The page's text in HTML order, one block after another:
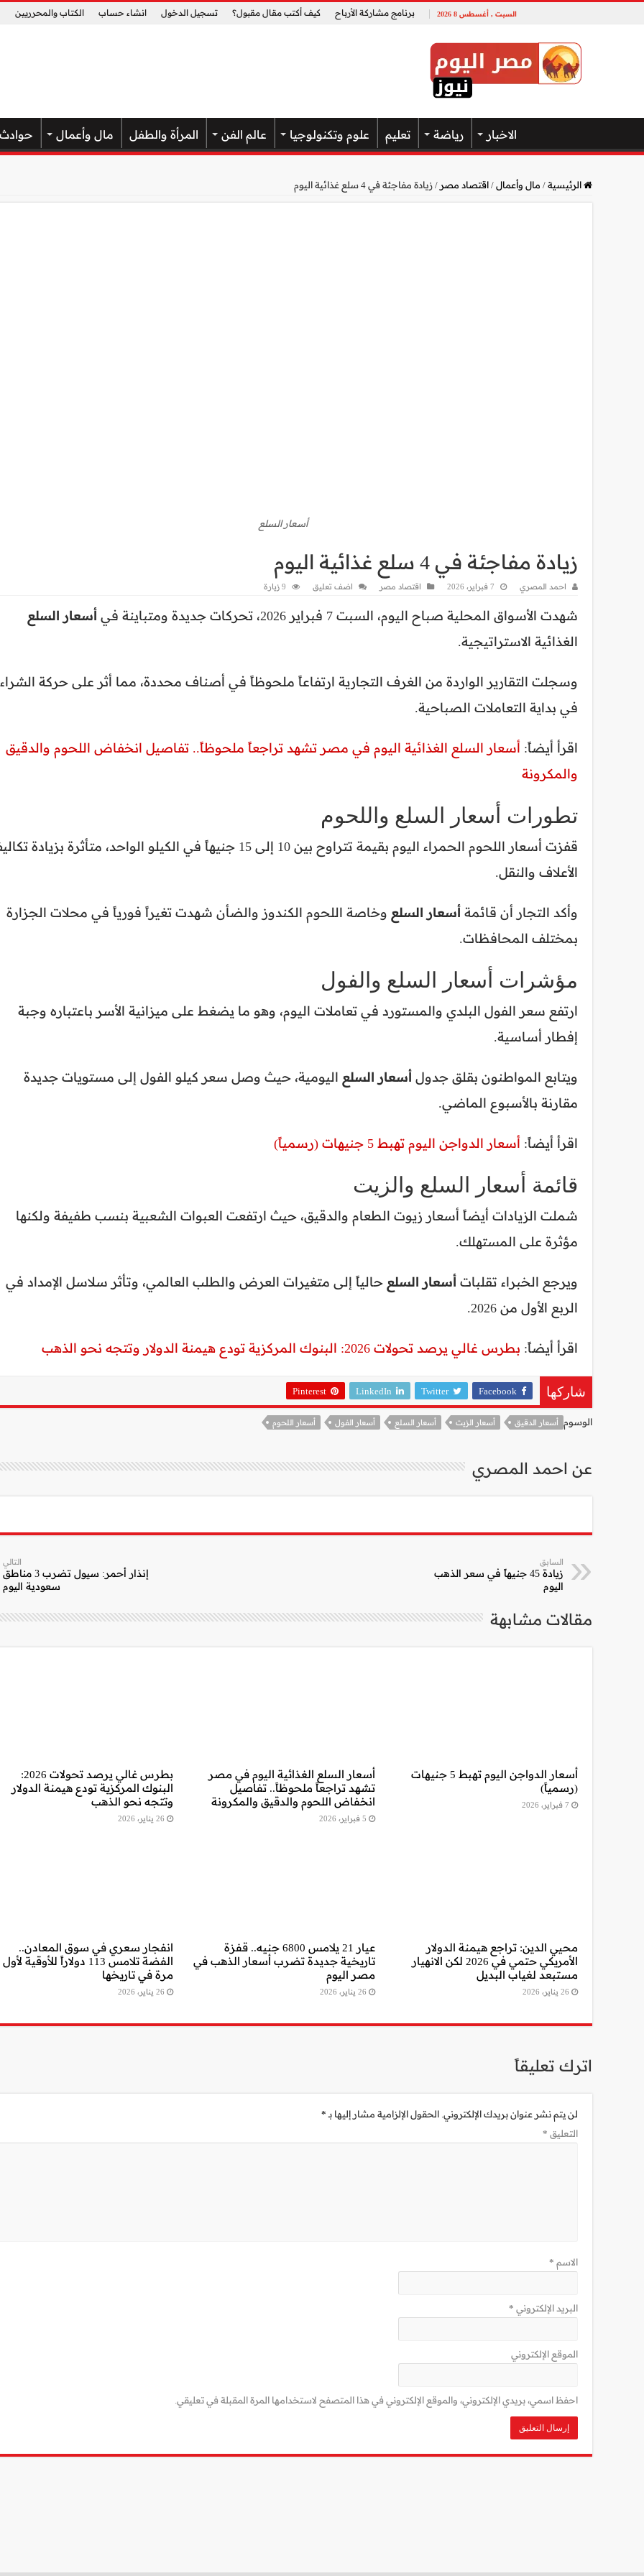
السبت , أغسطس 8 2026 برنامج مشاركة الأرباح كيف أكتب مقال مقبول؟ تسجيل الدخول انشاء حساب الكتاب والمحرريين
الاخبار رياضة تعليم علوم وتكنولوجيا عالم الفن المرأة والطفل مال وأعمال حوادث
الرئيسية/ مال وأعمال/اقتصاد مصر /زيادة مفاجئة في 4 سلع غذائية اليوم
أسعار السلع
زيادة مفاجئة في 4 سلع غذائية اليوم
احمد المصري 7 فبراير، 2026 اقتصاد مصر اضف تعليق 9 زيارة
شهدت الأسواق المحلية صباح اليوم، السبت 7 فبراير 2026، تحركات جديدة ومتباينة في
أسعار السلع
الغذائية الاستراتيجية.
وسجلت التقارير الواردة من الغرف التجارية ارتفاعاً ملحوظاً في أصناف محددة، مما أثر على حركة الشراء
في بداية التعاملات الصباحية.
اقرأ أيضاً: أسعار السلع الغذائية اليوم في مصر تشهد تراجعاً ملحوظاً.. تفاصيل انخفاض اللحوم والدقيق
والمكرونة
تطورات أسعار السلع واللحوم
قفزت أسعار اللحوم الحمراء اليوم بقيمة تتراوح بين 10 إلى 15 جنيهاً في الكيلو الواحد، متأثرة بزيادة
الأعلاف والنقل.
وأكد التجار أن قائمة أسعار السلع وخاصة اللحوم الكندوز والضأن شهدت تغيراً فورياً في محلات الجزارة
بمختلف المحافظات.
مؤشرات أسعار السلع والفول
ارتفع سعر الفول البلدي والمستورد في تعاملات اليوم، وهو ما يضغط على ميزانية الأسر باعتباره وجبة
إفطار أساسية.
ويتابع المواطنون بقلق جدول أسعار السلع اليومية، حيث وصل سعر كيلو الفول إلى مستويات جديدة
مقارنة بالأسبوع الماضي.
اقرأ أيضاً: أسعار الدواجن اليوم تهبط 5 جنيهات (رسمياً)
قائمة أسعار السلع والزيت
شملت الزيادات أيضاً أسعار زيوت الطعام والدقيق، حيث ارتفعت العبوات الشعبية بنسب طفيفة ولكنها
مؤثرة على المستهلك.
ويرجع الخبراء تقلبات أسعار السلع حالياً إلى متغيرات العرض والطلب العالمي، وتأثر سلاسل الإمداد في
الربع الأول من 2026.
اقرأ أيضاً: بطرس غالي يرصد تحولات 2026: البنوك المركزية تودع هيمنة الدولار وتتجه نحو الذهب
شاركها Facebook
Twitter
LinkedIn
Pinterest
الوسوم أسعار الدقيق أسعار الزيت أسعار السلع أسعار الفول أسعار اللحوم
عن احمد المصري
السابق
زيادة 45 جنيهاً في سعر الذهب
اليوم
التالي
إنذار أحمر: سيول تضرب 3 مناطق
سعودية اليوم
مقالات مشابهة
أسعار الدواجن اليوم تهبط 5 جنيهات
(رسمياً)
7 فبراير، 2026
أسعار السلع الغذائية اليوم في مصر
تشهد تراجعاً ملحوظاً.. تفاصيل
انخفاض اللحوم والدقيق والمكرونة
5 فبراير، 2026
بطرس غالي يرصد تحولات 2026:
البنوك المركزية تودع هيمنة الدولار
وتتجه نحو الذهب
26 يناير، 2026
محيي الدين: تراجع هيمنة الدولار
الأمريكي حتمي في 2026 لكن الانهيار
مستبعد لغياب البديل
26 يناير، 2026
عيار 21 يلامس 6800 جنيه.. قفزة
تاريخية جديدة تضرب أسعار الذهب في
مصر اليوم
26 يناير، 2026
انفجار سعري في سوق المعادن..
الفضة تلامس 113 دولاراً للأوقية لأول
مرة في تاريخها
26 يناير، 2026
اترك تعليقاً
لن يتم نشر عنوان بريدك الإلكتروني. الحقول الإلزامية مشار إليها بـ*
التعليق *
الاسم *
البريد الإلكتروني *
الموقع الإلكتروني
احفظ اسمي، بريدي الإلكتروني، والموقع الإلكتروني في هذا المتصفح لاستخدامها المرة المقبلة في تعليقي.